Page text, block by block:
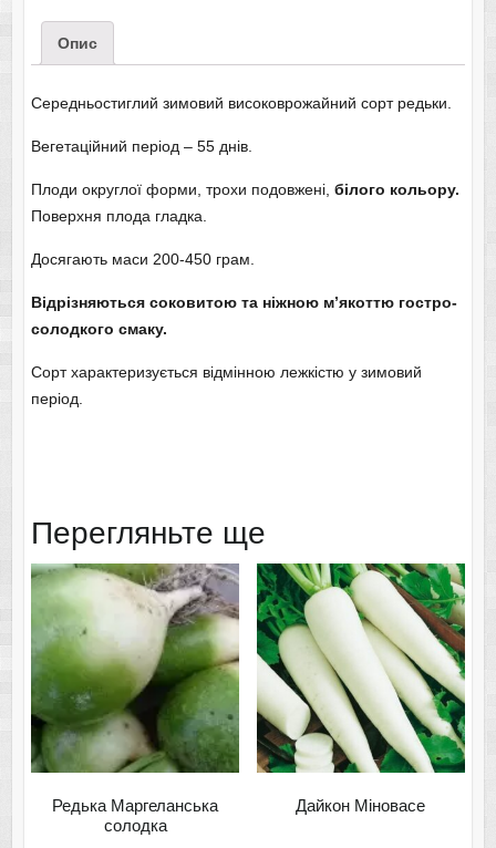
Опис
Середньостиглий зимовий високоврожайний сорт редьки.
Вегетаційний період – 55 днів.
Плоди округлої форми, трохи подовжені, білого кольору.
Поверхня плода гладка.
Досягають маси 200-450 грам.
Відрізняються соковитою та ніжною м’якоттю гостро-
солодкого смаку.
Сорт характеризується відмінною лежкістю у зимовий
період.
Перегляньте ще
Редька Маргеланська
солодка
Дайкон Міновасе